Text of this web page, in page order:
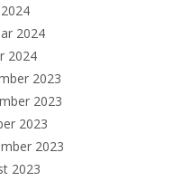
2024
2024
2023
2023
2023
2023
2023